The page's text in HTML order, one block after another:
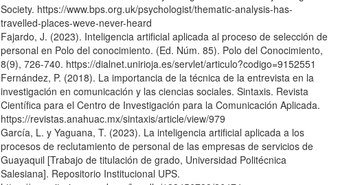
Society. https://www.bps.org.uk/psychologist/thematic-analysis-has-
travelled-places-weve-never-heard
Fajardo, J. (2023). Inteligencia artificial aplicada al proceso de selección de
personal en Polo del conocimiento. (Ed. Núm. 85). Polo del Conocimiento,
8(9), 726-740. https://dialnet.unirioja.es/servlet/articulo?codigo=9152551
Fernández, P. (2018). La importancia de la técnica de la entrevista en la
investigación en comunicación y las ciencias sociales. Sintaxis. Revista
Científica para el Centro de Investigación para la Comunicación Aplicada.
https://revistas.anahuac.mx/sintaxis/article/view/979
García, L. y Yaguana, T. (2023). La inteligencia artificial aplicada a los
procesos de reclutamiento de personal de las empresas de servicios de
Guayaquil [Trabajo de titulación de grado, Universidad Politécnica
Salesiana]. Repositorio Institucional UPS.